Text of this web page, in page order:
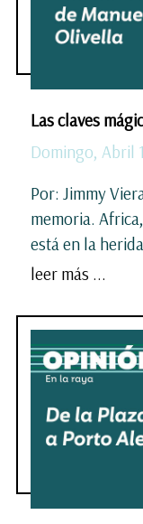
Las claves
Domingo, Abril
Por: Jimmy
memoria.
está en la
leer más ...